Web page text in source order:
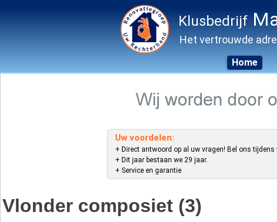
Klusbedrijf
Het vertrouwde
Home
Uw voordelen:
+ Direct antwoord op al uw vragen! Bel ons tijdens
+ Dit jaar bestaan we 29 jaar.
+ Service en garantie
Vlonder composiet (3)